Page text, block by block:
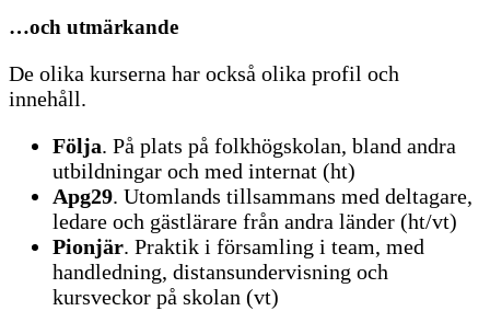
…och utmärkande
De olika kurserna har också olika profil och
innehåll.
Följa. På plats på folkhögskolan, bland andra
utbildningar och med internat (ht)
Apg29. Utomlands tillsammans med deltagare,
ledare och gästlärare från andra länder (ht/vt)
Pionjär. Praktik i församling i team, med
handledning, distansundervisning och
kursveckor på skolan (vt)